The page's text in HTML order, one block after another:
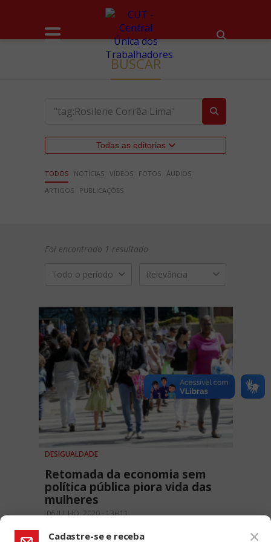
BUSCAR
Todas as editorias
TODOS NOTÍCIAS VÍDEOS FOTOS ÁUDIOS
ARTIGOS
PUBLICAÇÕES
Foi encontrado 1 resultado
Todo o período Relevância
DESIGUALDADE
Retomada da economia sem
política pública piora vida das
mulheres
06 JULHO, 2020 - 13H11
Cadastre-se e receba